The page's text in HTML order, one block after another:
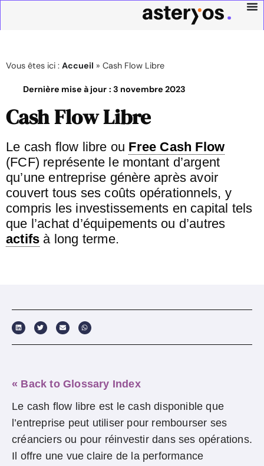
Vous êtes ici : Accueil » Cash Flow Libre
Dernière mise à jour : 3 novembre 2023
Cash Flow Libre
Le cash flow libre ou Free Cash Flow
(FCF) représente le montant d’argent
qu’une entreprise génère après avoir
couvert tous ses coûts opérationnels, y
compris les investissements en capital tels
que l’achat d’équipements ou d’autres
actifs à long terme.
« Back to Glossary Index
Le cash flow libre est le cash disponible que
l’entreprise peut utiliser pour rembourser ses
créanciers ou pour réinvestir dans ses opérations.
Il offre une vue claire de la performance